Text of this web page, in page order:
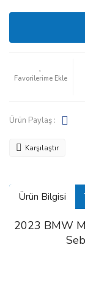
Ürün Paylaş :
Karşılaştır
Ürün Bilgisi
2023 BMW